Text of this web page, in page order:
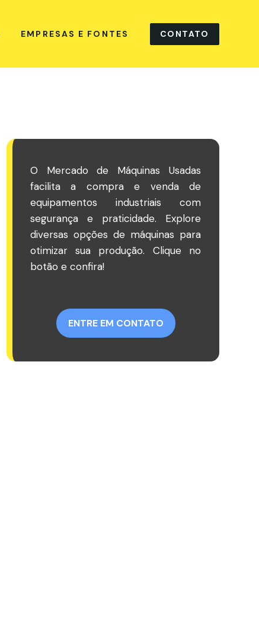
EMPRESAS E FONTES CONTATO
O Mercado de Máquinas Usadas
facilita a compra e venda de
equipamentos industriais com
segurança e praticidade. Explore
diversas opções de máquinas para
otimizar sua produção. Clique no
botão e confira!
ENTRE EM CONTATO